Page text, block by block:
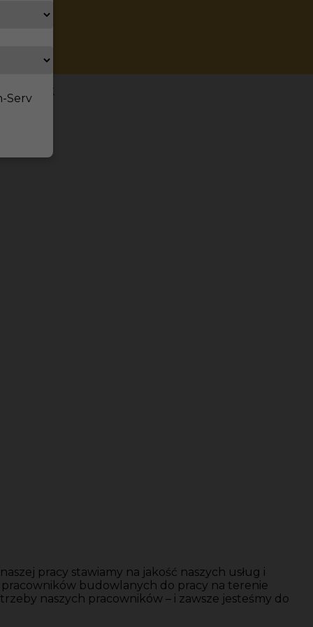
pracy stawiamy na jakość naszych usług i
budowlanych do pracy na terenie
naszych pracowników – i zawsze jesteśmy do
Serv